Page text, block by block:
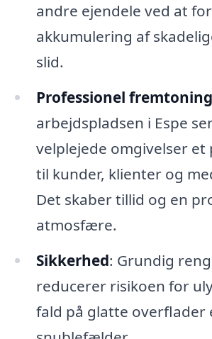
andre ejendele ved at
akkumulering af
slid.
Professionel fremtoning
arbejdspladsen i Espe
velplejede omgivelser et
til kunder, klienter og
Det skaber tillid og en
atmosfære.
Sikkerhed: Grundig
reducerer risikoen for
fald på glatte overflader